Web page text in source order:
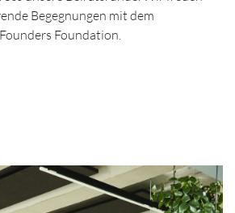
Begegnungen mit dem
Foundation.